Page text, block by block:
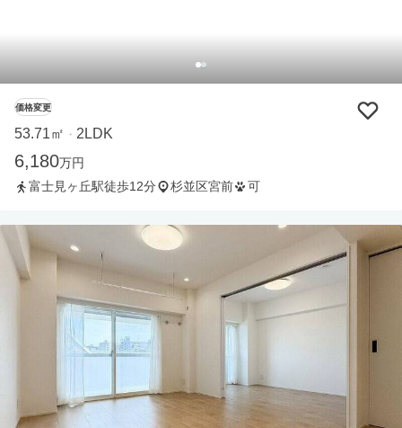
価格変更
53.71㎡ ・ 2LDK
6,180万円
富士見ヶ丘駅徒歩12分
杉並区宮前 可